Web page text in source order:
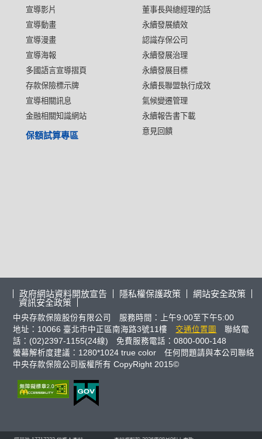
宣導影片
宣導動畫
宣導漫畫
宣導海報
多國語言宣導摺頁
存款保險標示牌
宣導相關訊息
金融相關知識網站
董事長與總經理的話
永續發展績效
認識存保公司
永續發展治理
永續發展目標
永續長聯盟執行成效
氣候變遷管理
永續報告書下載
意見回饋
保額試算專區
政府網站資料開放宣告 隱私權保護政策
網站安全政策
資訊安全政策
中央存款保險股份有限公司 服務時間：上午9:00至下午5:00
地址：10066 臺北市中正區南海路3號11樓
交通位置圖
聯絡電
話：(02)2397-1155(24線) 免費服務電話：0800-000-148
螢幕解析度建議：1280*1024 true color 任何問題請與本公司聯絡
中央存款保險公司版權所有 CopyRight 2015©